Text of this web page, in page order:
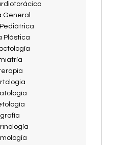
General
Plástica